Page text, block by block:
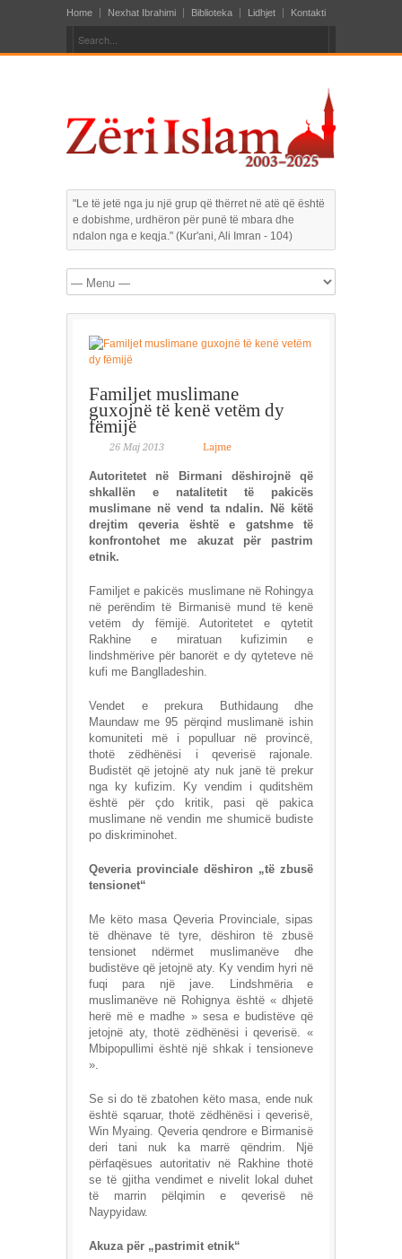
Home Nexhat Ibrahimi Biblioteka Lidhjet Kontakti
"Le të jetë nga ju një grup që thërret në atë që është
e dobishme, urdhëron për punë të mbara dhe
ndalon nga e keqja." (Kur'ani, Ali Imran - 104)
Familjet muslimane
guxojnë të kenë vetëm dy
fëmijë
26 Maj 2013 Lajme
Autoritetet në Birmani dëshirojnë që
shkallën e natalitetit të pakicës
muslimane në vend ta ndalin. Në këtë
drejtim qeveria është e gatshme të
konfrontohet me akuzat për pastrim
etnik.
Familjet e pakicës muslimane në Rohingya
në perëndim të Birmanisë mund të kenë
vetëm dy fëmijë. Autoritetet e qytetit
Rakhine e miratuan kufizimin e
lindshmërive për banorët e dy qyteteve në
kufi me Banglladeshin.
Vendet e prekura Buthidaung dhe
Maundaw me 95 përqind muslimanë ishin
komuniteti më i populluar në provincë,
thotë zëdhënësi i qeverisë rajonale.
Budistët që jetojnë aty nuk janë të prekur
nga ky kufizim. Ky vendim i quditshëm
është për çdo kritik, pasi që pakica
muslimane në vendin me shumicë budiste
po diskriminohet.
Qeveria provinciale dëshiron „të zbusë
tensionet“
Me këto masa Qeveria Provinciale, sipas
të dhënave të tyre, dëshiron të zbusë
tensionet ndërmet muslimanëve dhe
budistëve që jetojnë aty. Ky vendim hyri në
fuqi para një jave. Lindshmëria e
muslimanëve në Rohignya është « dhjetë
herë më e madhe » sesa e budistëve që
jetojnë aty, thotë zëdhënësi i qeverisë. «
Mbipopullimi është një shkak i tensioneve
».
Se si do të zbatohen këto masa, ende nuk
është sqaruar, thotë zëdhënësi i qeverisë,
Win Myaing. Qeveria qendrore e Birmanisë
deri tani nuk ka marrë qëndrim. Një
përfaqësues autoritativ në Rakhine thotë
se të gjitha vendimet e nivelit lokal duhet
të marrin pëlqimin e qeverisë në
Naypyidaw.
Akuza për „pastrimit etnik“